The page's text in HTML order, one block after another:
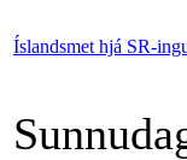
Íslandsmet hjá SR-